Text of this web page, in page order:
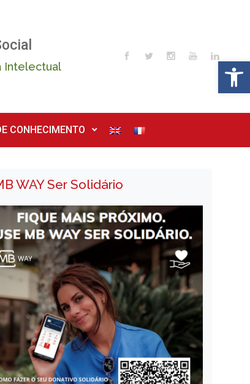
Intelectual
CONHECIMENTO
WAY Ser Solidário